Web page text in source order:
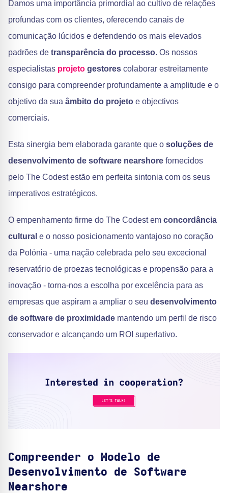
Damos uma importância primordial ao cultivo de relações
profundas com os clientes, oferecendo canais de
comunicação lúcidos e defendendo os mais elevados
padrões de transparência do processo. Os nossos
especialistas projeto gestores colaborar estreitamente
consigo para compreender profundamente a amplitude e o
objetivo da sua âmbito do projeto e objectivos
comerciais.
Esta sinergia bem elaborada garante que o soluções de
desenvolvimento de software nearshore fornecidos
pelo The Codest estão em perfeita sintonia com os seus
imperativos estratégicos.
O empenhamento firme do The Codest em concordância
cultural e o nosso posicionamento vantajoso no coração
da Polónia - uma nação celebrada pelo seu excecional
reservatório de proezas tecnológicas e propensão para a
inovação - torna-nos a escolha por excelência para as
empresas que aspiram a ampliar o seu desenvolvimento
de software de proximidade mantendo um perfil de risco
conservador e alcançando um ROI superlativo.
Compreender o Modelo de
Desenvolvimento de Software
Nearshore